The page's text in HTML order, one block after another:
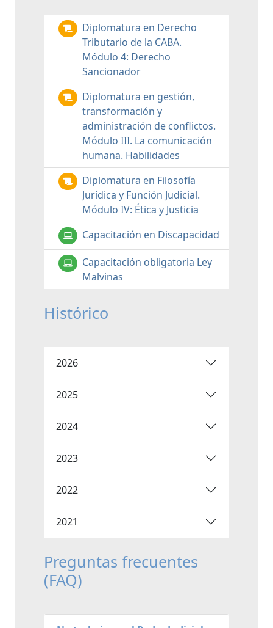
Diplomatura en Derecho
Tributario de la CABA.
Módulo 4: Derecho
Sancionador
Diplomatura en gestión,
transformación y
administración de conflictos.
Módulo III. La comunicación
humana. Habilidades
Diplomatura en Filosofía
Jurídica y Función Judicial.
Módulo IV: Ética y Justicia
Capacitación en Discapacidad
Capacitación obligatoria Ley
Malvinas
Histórico
2026
2025
2024
2023
2022
2021
Preguntas frecuentes
(FAQ)